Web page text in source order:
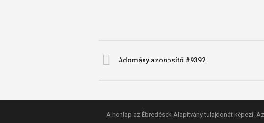
Adomány azonosító #9392
A honlap az Ébredések Alapítvány tulajdonát képezi.